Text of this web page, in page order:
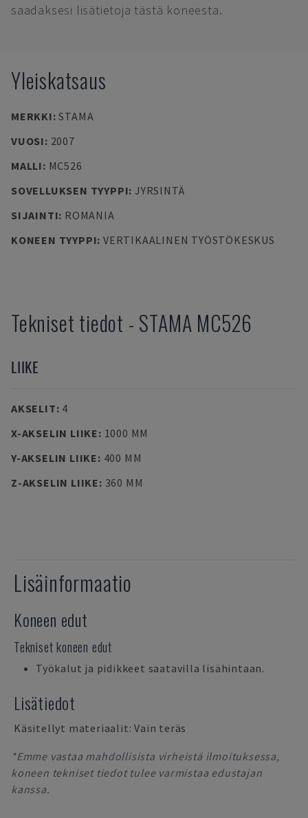
saadaksesi lisätietoja tästä koneesta.
Yleiskatsaus
MERKKI:STAMA
VUOSI: 2007
MALLI: MC526
SOVELLUKSEN TYYPPI: JYRSINTÄ
SIJAINTI: ROMANIA
KONEEN TYYPPI: VERTIKAALINEN TYÖSTÖKESKUS
Tekniset tiedot - STAMA MC526
LIIKE
AKSELIT: 4
X-AKSELIN LIIKE: 1000 MM
Y-AKSELIN LIIKE: 400 MM
Z-AKSELIN LIIKE: 360 MM
Lisäinformaatio
Koneen edut
Tekniset koneen edut
Työkalut ja pidikkeet saatavilla lisähintaan.
Lisätiedot
Käsitellyt materiaalit: Vain teräs
*Emme vastaa mahdollisista virheistä ilmoituksessa,
koneen tekniset tiedot tulee varmistaa edustajan
kanssa.